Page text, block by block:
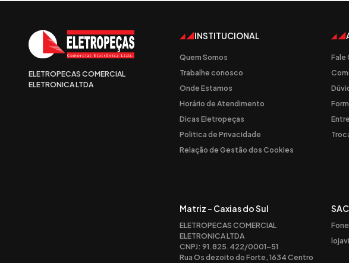
ELETROPECAS COMERCIAL
ELETRONICA LTDA
INSTITUCIONAL
Quem Somos
Trabalhe conosco
Onde Estamos
Horário de Atendimento
Dicas Eletropeças
Politica de Privacidade
Relação de Gestão dos Cookies
Fale
Matriz - Caxias do Sul
ELETROPECAS COMERCIAL
ELETRONICA LTDA
CNPJ: 91.825.422/0001-51
Rua Os dezoito do Forte, 1634 Centro
SAC